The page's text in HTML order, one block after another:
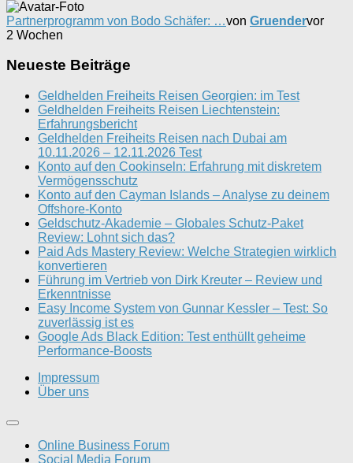
Partnerprogramm von Bodo Schäfer: …von Gruendervor
2 Wochen
Neueste Beiträge
Geldhelden Freiheits Reisen Georgien: im Test
Geldhelden Freiheits Reisen Liechtenstein:
Erfahrungsbericht
Geldhelden Freiheits Reisen nach Dubai am
10.11.2026 – 12.11.2026 Test
Konto auf den Cookinseln: Erfahrung mit diskretem
Vermögensschutz
Konto auf den Cayman Islands – Analyse zu deinem
Offshore-Konto
Geldschutz-Akademie – Globales Schutz-Paket
Review: Lohnt sich das?
Paid Ads Mastery Review: Welche Strategien wirklich
konvertieren
Führung im Vertrieb von Dirk Kreuter – Review und
Erkenntnisse
Easy Income System von Gunnar Kessler – Test: So
zuverlässig ist es
Google Ads Black Edition: Test enthüllt geheime
Performance-Boosts
Impressum
Über uns
Online Business Forum
Social Media Forum